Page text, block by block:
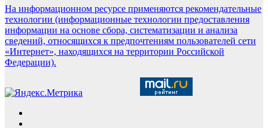
На информационном ресурсе применяются рекомендательные
технологии (информационные технологии предоставления
информации на основе сбора, систематизации и анализа
сведений, относящихся к предпочтениям пользователей сети
«Интернет», находящихся на территории Российской
Федерации).